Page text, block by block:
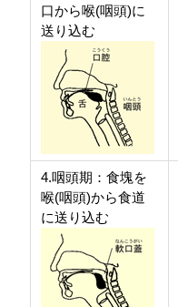
口から喉(咽頭)に
送り込む
4.咽頭期：食塊を
喉(咽頭)から食道
に送り込む